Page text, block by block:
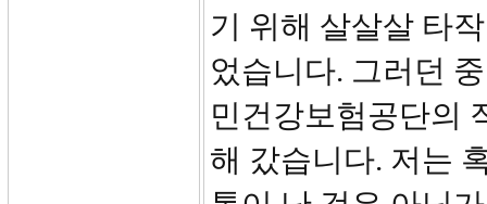
기 위해 살살살 타
었습니다. 그러던
민건강보험공단의
해 갔습니다. 저는